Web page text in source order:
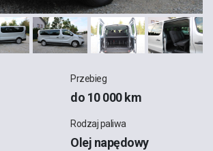
Przebieg
do 10 000 km
Rodzaj paliwa
Olej napędowy